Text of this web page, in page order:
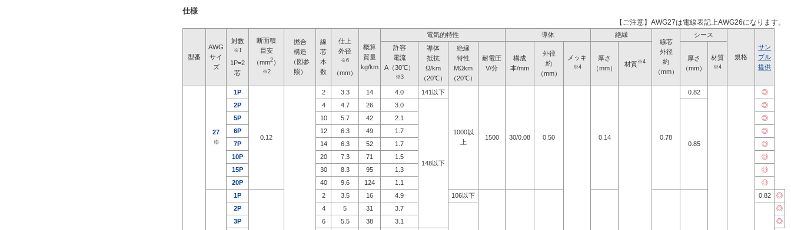
仕様
【ご注意】AWG27は電線表記上AWG26になります。
型番
AWG
サイ
ズ
対数
※1
1P=2
芯
断面積
目安
（mm2 ）
※2
撚合
構造
（図参
照）
線
芯
本
数
仕上
外径
※6
（mm）
概算
質量
kg/km
電気的特性 導体
絶縁
線芯
外径
約
（mm）
シース
規格
サン
プル
提供
許容
電流
A（30℃）
※3
導体
抵抗
Ω/km
（20℃）
絶縁
特性
MΩkm
（20℃）
耐電圧
V/分
構成
本/mm
外径
約
（mm）
メッキ
※4
厚さ
（mm）
材質※4
厚さ
（mm）
材質
※4
27
※
1P
0.12
2 3.3 14 4.0 141以下
1000以
上
1500 30/0.08 0.50 0.14 0.78
0.82
◎
2P
4 4.7 26 3.0
148以下
0.85
◎
5P
10 5.7 42 2.1
◎
6P
12 6.3 49 1.7
◎
7P
14 6.3 52 1.7
◎
10P
20 7.3 71 1.5
◎
15P
30 8.3 95 1.3
◎
20P
40 9.6 124 1.1 ◎
1P 2 3.5 16 4.9 106以下 0.82
◎
2P
4 5 31 3.7
◎
3P
6 5.5 38 3.1
◎